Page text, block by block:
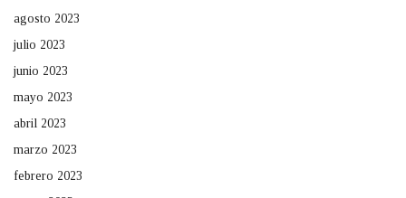
agosto 2023
julio 2023
junio 2023
mayo 2023
abril 2023
marzo 2023
febrero 2023